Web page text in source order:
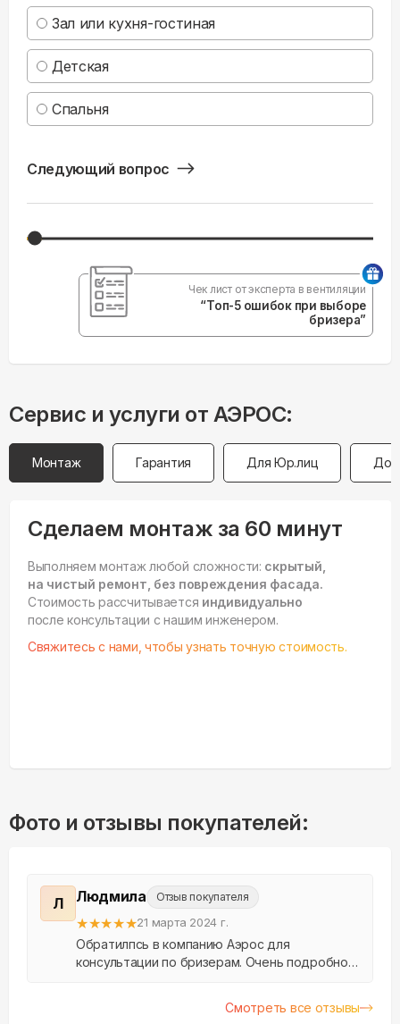
Зал или кухня-гостиная
Детская
Спальня
Следующий вопрос
Чек лист от эксперта в вентиляции
“Топ-5 ошибок при выборе
бризера”
Сервис и услуги от АЭРОС:
Монтаж Гарантия Для Юр.лиц
Сделаем монтаж за 60 минут
Выполняем монтаж любой сложности: скрытый,
на чистый ремонт, без повреждения фасада.
Стоимость рассчитывается индивидуально
после консультации с нашим инженером.
Свяжитесь с нами, чтобы узнать точную стоимость.
Фото и отзывы покупателей:
Л Людмила Отзыв покупателя
★★★★★21 марта 2024 г.
Обратилпсь в компанию Аэрос для
консультации по бризерам. Очень подробно
подстроились под мои возм...
Смотреть все отзывы